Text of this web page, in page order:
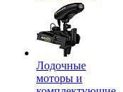
Лодочные
моторы и